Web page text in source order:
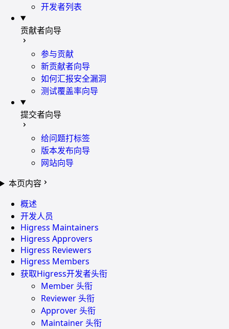
开发者列表
贡献者向导
参与贡献
新贡献者向导
如何汇报安全漏洞
测试覆盖率向导
提交者向导
给问题打标签
版本发布向导
网站向导
本页内容
概述
开发人员
Higress Maintainers
Higress Approvers
Higress Reviewers
Higress Members
获取Higress开发者头衔
Member 头衔
Reviewer 头衔
Approver 头衔
Maintainer 头衔